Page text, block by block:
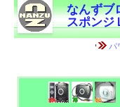
なんずブ
スポンジ